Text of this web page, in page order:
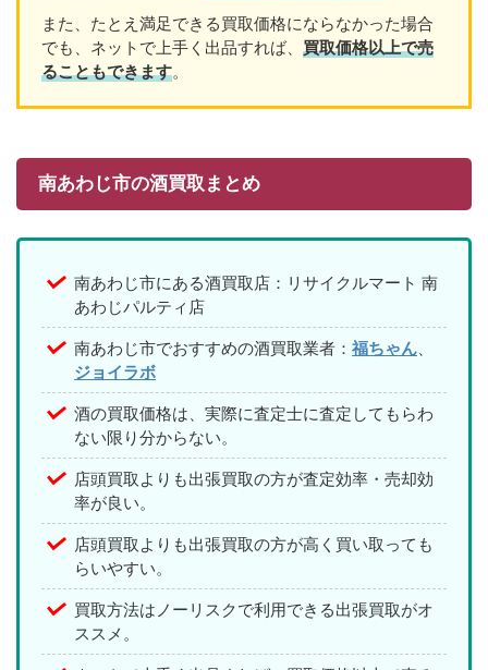
また、たとえ満足できる買取価格にならなかった場合
でも、ネットで上手く出品すれば、 買取価格以上で売
ることもできます。
南あわじ市の酒買取まとめ
南あわじ市にある酒買取店：リサイクルマート 南
あわじパルティ店
南あわじ市でおすすめの酒買取業者： 福ちゃん
ジョイラボ
酒の買取価格は、実際に査定士に査定してもらわ
ない限り分からない。
店頭買取よりも出張買取の方が査定効率・売却効
率が良い。
店頭買取よりも出張買取の方が高く買い取っても
らいやすい。
買取方法はノーリスクで利用できる出張買取がオ
ススメ。